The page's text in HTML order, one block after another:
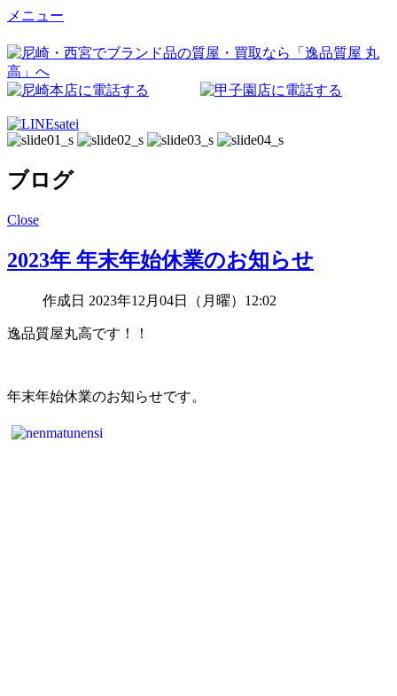
メニュー
ブログ
Close
2023年 年末年始休業のお知らせ
作成日 2023年12月04日（月曜）12:02
逸品質屋丸高です！！
年末年始休業のお知らせです。